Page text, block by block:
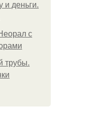
и деньги.
с
трубы.